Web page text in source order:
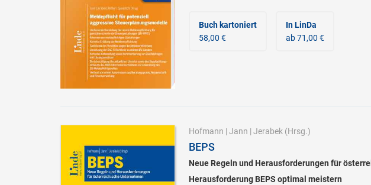
Buch kartoniert
58,00 €
In LinDa
ab 71,00 €
Hofmann | Jann | Jerabek(Hrsg.)
BEPS
Neue Regeln und Herausforderungen für
Herausforderung BEPS optimal meistern